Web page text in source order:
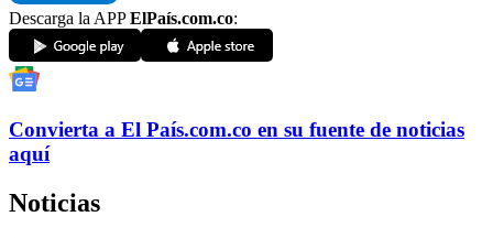
Descarga la APPElPaís.com.co:
Convierta a El País.com.co en su fuente de noticias
aquí
Noticias